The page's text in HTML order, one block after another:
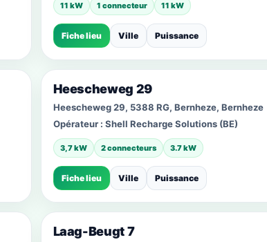
11 kW 1 connecteur 11 kW
Fiche lieu Ville Puissance
Heescheweg 29
Heescheweg 29, 5388 RG, Bernheze, Bernheze
Opérateur : Shell Recharge Solutions (BE)
3,7 kW 2 connecteurs 3.7 kW
Fiche lieu Ville Puissance
Laag-Beugt 7